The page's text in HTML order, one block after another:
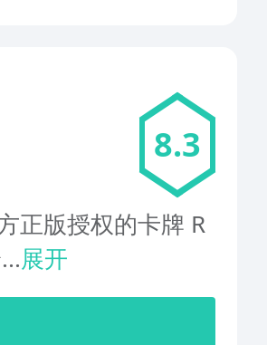
8.3
正版授权的卡牌 R
展开